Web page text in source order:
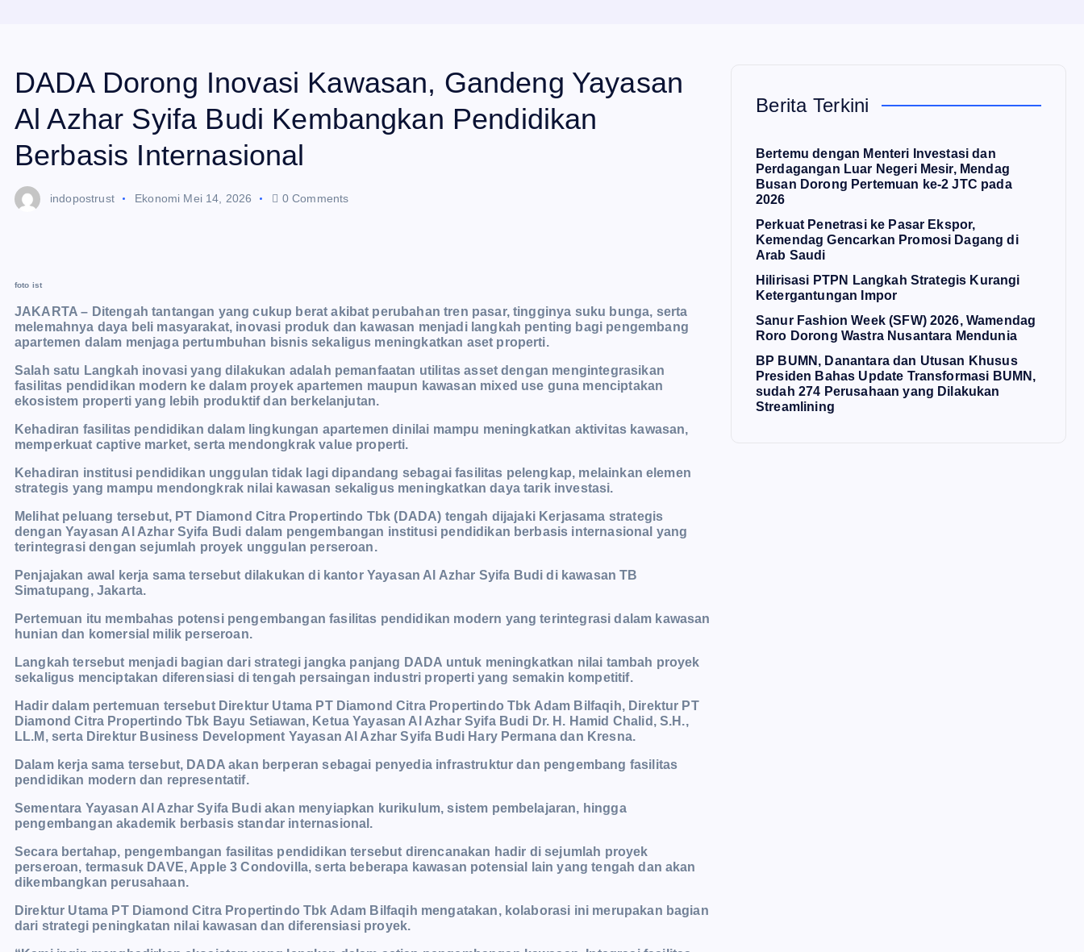
DADA Dorong Inovasi Kawasan, Gandeng Yayasan
Al Azhar Syifa Budi Kembangkan Pendidikan
Berbasis Internasional
indopostrust Ekonomi Mei 14, 2026 0 Comments
foto ist
JAKARTA – Ditengah tantangan yang cukup berat akibat perubahan tren pasar, tingginya suku bunga, serta
melemahnya daya beli masyarakat, inovasi produk dan kawasan menjadi langkah penting bagi pengembang
apartemen dalam menjaga pertumbuhan bisnis sekaligus meningkatkan aset properti.
Salah satu Langkah inovasi yang dilakukan adalah pemanfaatan utilitas asset dengan mengintegrasikan
fasilitas pendidikan modern ke dalam proyek apartemen maupun kawasan mixed use guna menciptakan
ekosistem properti yang lebih produktif dan berkelanjutan.
Kehadiran fasilitas pendidikan dalam lingkungan apartemen dinilai mampu meningkatkan aktivitas kawasan,
memperkuat captive market, serta mendongkrak value properti.
Kehadiran institusi pendidikan unggulan tidak lagi dipandang sebagai fasilitas pelengkap, melainkan elemen
strategis yang mampu mendongkrak nilai kawasan sekaligus meningkatkan daya tarik investasi.
Melihat peluang tersebut, PT Diamond Citra Propertindo Tbk (DADA) tengah dijajaki Kerjasama strategis
dengan Yayasan Al Azhar Syifa Budi dalam pengembangan institusi pendidikan berbasis internasional yang
terintegrasi dengan sejumlah proyek unggulan perseroan.
Penjajakan awal kerja sama tersebut dilakukan di kantor Yayasan Al Azhar Syifa Budi di kawasan TB
Simatupang, Jakarta.
Pertemuan itu membahas potensi pengembangan fasilitas pendidikan modern yang terintegrasi dalam kawasan
hunian dan komersial milik perseroan.
Langkah tersebut menjadi bagian dari strategi jangka panjang DADA untuk meningkatkan nilai tambah proyek
sekaligus menciptakan diferensiasi di tengah persaingan industri properti yang semakin kompetitif.
Hadir dalam pertemuan tersebut Direktur Utama PT Diamond Citra Propertindo Tbk Adam Bilfaqih, Direktur PT
Diamond Citra Propertindo Tbk Bayu Setiawan, Ketua Yayasan Al Azhar Syifa Budi Dr. H. Hamid Chalid, S.H.,
LL.M, serta Direktur Business Development Yayasan Al Azhar Syifa Budi Hary Permana dan Kresna.
Dalam kerja sama tersebut, DADA akan berperan sebagai penyedia infrastruktur dan pengembang fasilitas
pendidikan modern dan representatif.
Sementara Yayasan Al Azhar Syifa Budi akan menyiapkan kurikulum, sistem pembelajaran, hingga
pengembangan akademik berbasis standar internasional.
Secara bertahap, pengembangan fasilitas pendidikan tersebut direncanakan hadir di sejumlah proyek
perseroan, termasuk DAVE, Apple 3 Condovilla, serta beberapa kawasan potensial lain yang tengah dan akan
dikembangkan perusahaan.
Direktur Utama PT Diamond Citra Propertindo Tbk Adam Bilfaqih mengatakan, kolaborasi ini merupakan bagian
dari strategi peningkatan nilai kawasan dan diferensiasi proyek.
Berita Terkini
Bertemu dengan Menteri Investasi dan
Perdagangan Luar Negeri Mesir, Mendag
Busan Dorong Pertemuan ke-2 JTC pada
2026
Perkuat Penetrasi ke Pasar Ekspor,
Kemendag Gencarkan Promosi Dagang di
Arab Saudi
Hilirisasi PTPN Langkah Strategis Kurangi
Ketergantungan Impor
Sanur Fashion Week (SFW) 2026, Wamendag
Roro Dorong Wastra Nusantara Mendunia
BP BUMN, Danantara dan Utusan Khusus
Presiden Bahas Update Transformasi BUMN,
sudah 274 Perusahaan yang Dilakukan
Streamlining